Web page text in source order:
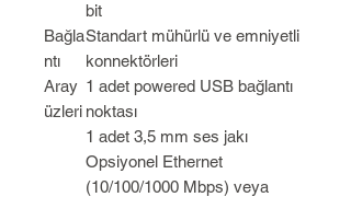
bit
Bağla
ntı
Aray
üzleri
Standart mühürlü ve emniyetli
konnektörleri
1 adet powered USB bağlantı
noktası
1 adet 3,5 mm ses jakı
Opsiyonel Ethernet
(10/100/1000 Mbps) veya